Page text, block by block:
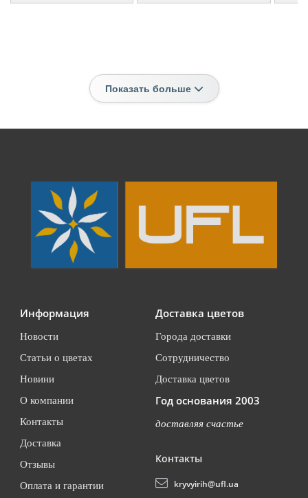
Показать больше
Информация
Новости
Статьи о цветах
Новини
О компании
Контакты
Доставка
Отзывы
Оплата и гарантии
Доставка цветов
Города доставки
Сотрудничество
Доставка цветов
Год основания 2003
доставляя счастье
Контакты
kryvyirih@ufl.ua